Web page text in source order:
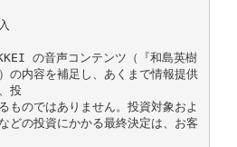
の音声コンテンツ（『和島英樹
の内容を補足し、あくまで情報提供
投
ものではありません。投資対象およ
どの投資にかかる最終決定は、お客